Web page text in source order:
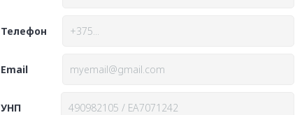
Телефон
Email
УНП